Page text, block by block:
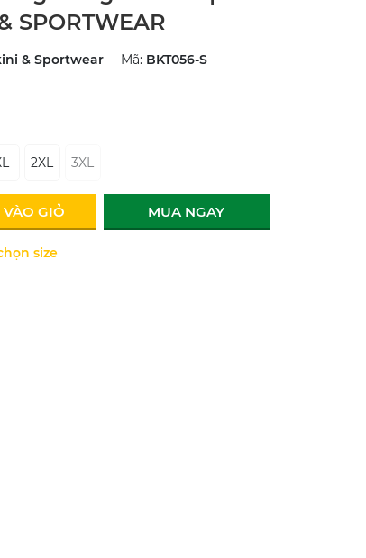
SPORTWEAR
& Sportwear Mã: BKT056-S
2XL 3XL
VÀO GIỎ MUA NGAY
size